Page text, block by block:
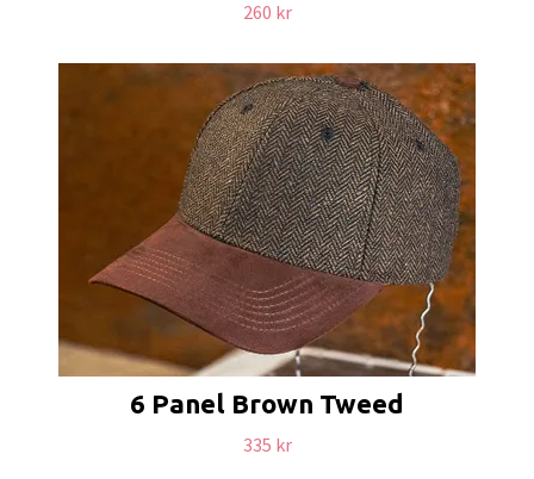
260 kr
6 Panel Brown Tweed
335 kr